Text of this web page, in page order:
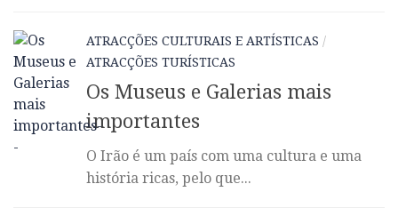
ATRACÇÕES CULTURAIS E ARTÍSTICAS /
ATRACÇÕES TURÍSTICAS
Os Museus e Galerias mais
importantes
O Irão é um país com uma cultura e uma
história ricas, pelo que...